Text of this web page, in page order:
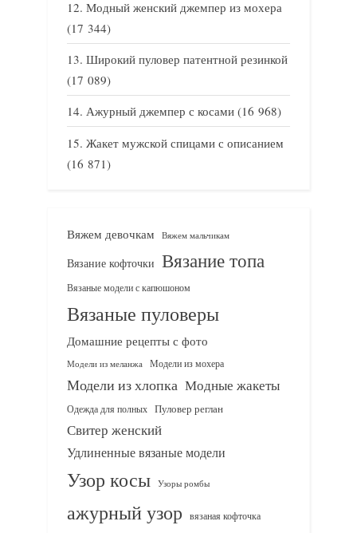
Модный женский джемпер из мохера
(17 344)
Широкий пуловер патентной резинкой
(17 089)
Ажурный джемпер с косами (16 968)
Жакет мужской спицами с описанием
(16 871)
Вяжем девочкам Вяжем мальчикам
Вязание кофточки Вязание топа
Вязаные модели с капюшоном
Вязаные пуловеры
Домашние рецепты с фото
Модели из меланжа Модели из мохера
Модели из хлопка Модные жакеты
Одежда для полных Пуловер реглан
Свитер женский
Удлиненные вязаные модели
Узор косы Узоры ромбы
ажурный узор вязаная кофточка